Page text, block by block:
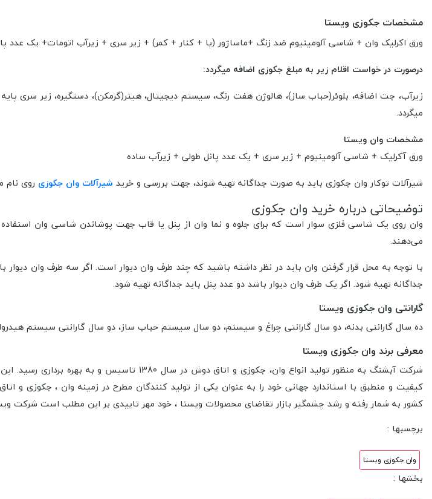
مشخصات جکوزی ویستا
ورق اکرلیک وان + شاسی آلومینیوم ضد زنگ +ماساژور (پا + کنار + کمر) + زیر سری + زیرآب اتومات+ یک عدد
درصورت در خواست اقلام زیر به مبلغ جکوزی اضافه میگردد:
زیرآب، جت اضافه، بلوئر(حباب ساز)، هالوژن هفت رنگ، سیستم دیجیتال، هیتر(گرمکن)، دستگیره، زیر سری پایه
میگردد.
مشخصات وان ویستا
ورق آکرلیک + شاسی آلومینیوم + زیر سری + یک عدد پانل طولی + زیرآب ساده
شیرآلات توکار وان جکوزی باید به صورت جداگانه تهیه شوند، جهت بررسی و خرید شیرآلات وان جکوزی روی
توضیحاتی درباره خرید وان جکوزی
وان روی یک شاسی فلزی سوار است که برای جلوه و نما وان از پنل یا قاب جهت پوشاندن شاسی وان
می‌دهند.
با توجه به محل قرار گرفتن وان باید در نظر داشته باشید که چند طرف وان دیوار است. اگر سه طرف وان
جداگانه تهیه شود. اگر یک طرف وان دیوار باشد دو عدد پنل باید جداگانه تهیه شود.
گارانتی وان جکوزی ویستا
ده سال گارانتی بدنه، دو سال گارانتی چراغ و سیستم، دو سال سیستم حباب ساز، دو سال گارانتی سیستم
معرفی برند وان جکوزی ویستا
شرکت آبشنگ به منظور تولید انواع وان، جکوزی و
کیفیت و منطبق با استاندارد جهانی خود را به عنوان یکی از تولید کنندگان مطرح در زمینه وان ، جکوزی
کشور به شمار رفته و رشد چشمگیر بازار تقاضای محصولات ویستا ، خود مهر تاییدی بر این مطلب است شرکت
برچسبها :
وان جکوزی ویستا
بخشها :